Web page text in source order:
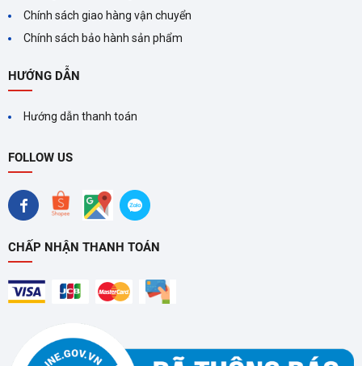
Chính sách giao hàng vận chuyển
Chính sách bảo hành sản phẩm
HƯỚNG DẪN
Hướng dẫn thanh toán
FOLLOW US
CHẤP NHẬN THANH TOÁN